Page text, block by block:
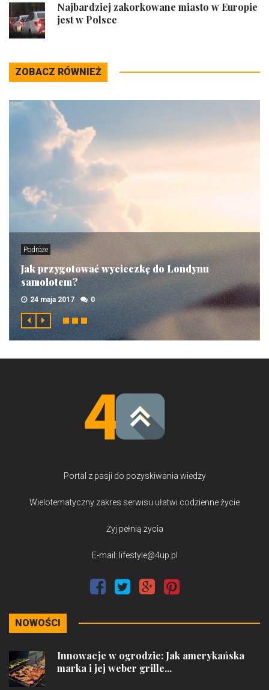
Najbardziej zakorkowane miasto w Europie
jest w Polsce
ZOBACZ RÓWNIEŻ
Podróże
Jak przygotować wycieczkę do Londynu
samolotem?
24 maja 2017 0
Portal z pasji do pozyskiwania wiedzy
Wielotematyczny zakres serwisu ułatwi codzienne życie
Żyj pełnią życia
E-mail: lifestyle@4up.pl
NOWOŚCI
Innowacje w ogrodzie: Jak amerykańska
marka i jej weber grille...